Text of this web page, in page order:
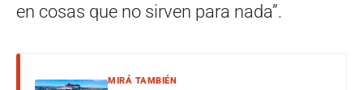
en cosas que no sirven para nada”.
MIRÁ TAMBIÉN